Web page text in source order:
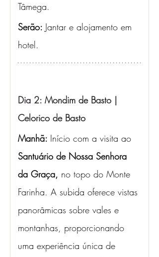
Tâmega.
Serão: Jantar e alojamento em
hotel.
Dia 2: Mondim de Basto |
Celorico de Basto
Manhã: Início com a visita ao
Santuário de Nossa Senhora
da Graça, no topo do Monte
Farinha. A subida oferece vistas
panorâmicas sobre vales e
montanhas, proporcionando
uma experiência única de